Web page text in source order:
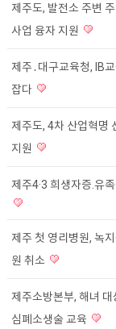
제주도, 발전소 주변
사업 융자 지원
제주․대구교육청, IB
잡다
제주도, 4차 산업혁명
지원
제주4·3 희생자증.유
제주 첫 영리병원, 녹
원 취소
제주소방본부, 해녀 대
심폐소생술 교육